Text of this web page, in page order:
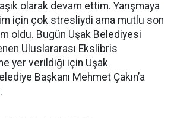
olarak devam ettim. Yarışmaya
için çok stresliydi ama mutlu son
oldu. Bugün Uşak Belediyesi
Uluslararası Ekslibris
yer verildiği için Uşak
Başkanı Mehmet Çakın’a